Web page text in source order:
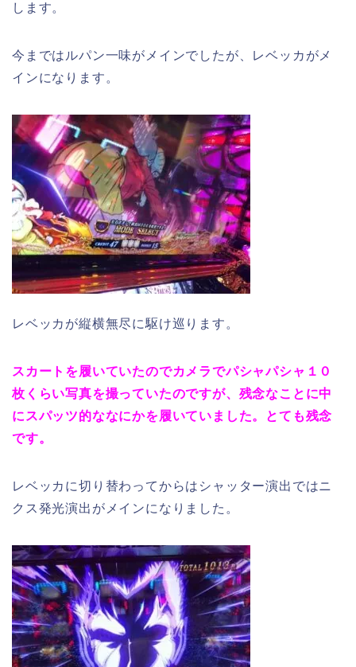
します。
今まではルパン一味がメインでしたが、レベッカがメ
インになります。
レベッカが縦横無尽に駆け巡ります。
スカートを履いていたのでカメラでパシャパシャ１０
枚くらい写真を撮っていたのですが、残念なことに中
にスパッツ的ななにかを履いていました。とても残念
です。
レベッカに切り替わってからはシャッター演出ではニ
クス発光演出がメインになりました。